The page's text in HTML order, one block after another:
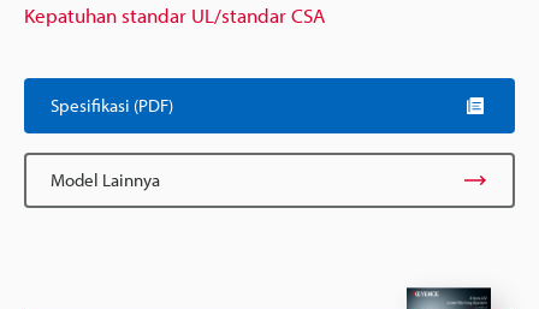
Kepatuhan standar UL/standar CSA
Spesifikasi (PDF)
Model Lainnya